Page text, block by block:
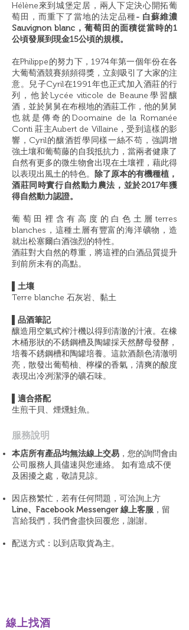
Hélène來到城堡定居，兩人下定決心開拓葡
萄田，而重下了當地的法定品種- 白蘇維濃
Sauvignon blanc，葡萄田的面積從當時的1
公頃發展到現金15公頃的規模。
在Philippe的努力下，1974年第一個年份在各
大葡萄酒競賽頻頻得獎，立刻吸引了大家的注
意。兒子Cyril在1991年也正式加入酒莊的行
列，他於Lycée viticole de Beaune學習釀
酒，並於舅舅在布根地的酒莊工作，他的舅舅
也就是傳奇的Doomaine de la Romanée
Conti 莊主Aubert de Villaine，受到這樣的影
響，Cyril的釀酒哲學同樣一絲不苟，強調增
強土壤和葡萄藤的自我抵抗力，當兩者健康了
自然有更多的微生物會出現在土壤裡，藉此得
以表現出風土的特色。
除了原本的有機種植，
酒莊同時實行自然動力農法，並於2017年獲
得自然動力認證。
葡萄田裡含有高度的白色土層terres
blanches，這種土層有豐富的海洋礦物，造
就出松塞爾白酒強烈的特性。
酒莊對大自然的尊重，將這裡的白酒品質提升
到前所未有的高點。
▌土壤
Terre blanche 石灰岩、黏土
▌品酒筆記
釀造用空氣式榨汁機以得到清澈的汁液。在橡
木桶形狀的不銹鋼槽及陶罐採天然酵母發酵，
培養不銹鋼槽和陶罐培養。這款酒顏色清澈明
亮，散發出葡萄柚、檸檬的香氣，清爽的酸度
表現出冷冽潔淨的礦石味。
▌適合搭配
生煎干貝、煙燻鮭魚。
​服務說明
本店所有產品均無法線上交易 ，您的詢問會由
公司服務人員儘速與您連絡。 如有造成不便
及困擾之處，敬請見諒。
因店務繁忙，若有任何問題，可洽詢上方
Line、Facebook Messenger 線上客服 ，留
言給我們，我們會盡快回覆您，謝謝。
配送方式：以到店取貨為主。
線上找酒